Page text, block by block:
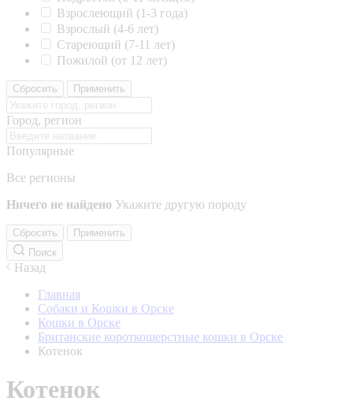
Взрослеющий (1-3 года)
Взрослый (4-6 лет)
Стареющий (7-11 лет)
Пожилой (от 12 лет)
Сбросить Применить
Город, регион
Популярные
Все регионы
Ничего не найдено Укажите другую породу
Сбросить
Применить
Поиск
Назад
Главная
Собаки и Кошки в Орске
Кошки в Орске
Британские короткошерстные кошки в Орске
Котенок
Котенок